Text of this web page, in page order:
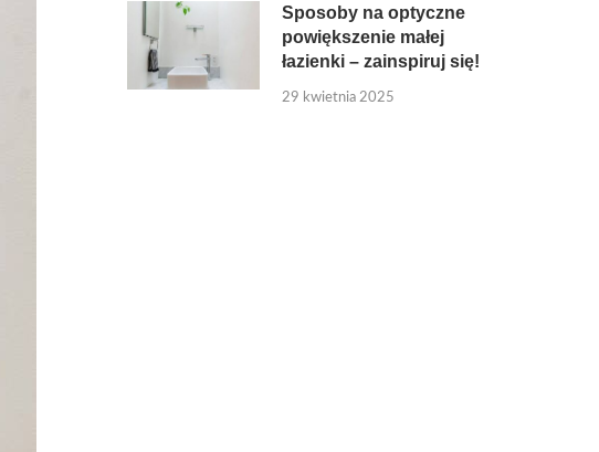
Sposoby na optyczne
powiększenie małej
łazienki – zainspiruj się!
29 kwietnia 2025